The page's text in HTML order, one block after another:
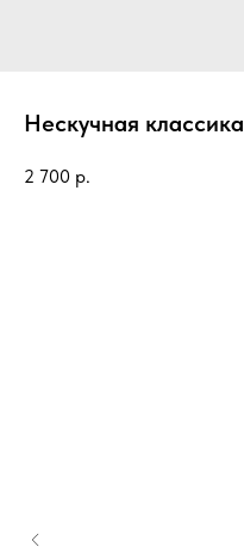
Нескучная классика
2 700 р.